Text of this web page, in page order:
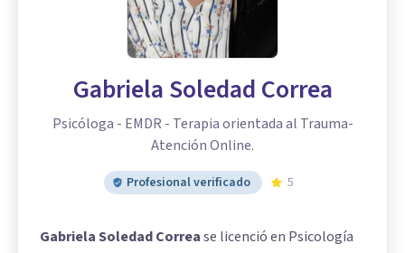
Gabriela Soledad Correa
Psicóloga - EMDR - Terapia orientada al Trauma-
Atención Online.
Profesional verificado 5
Gabriela Soledad Correase licenció en Psicología